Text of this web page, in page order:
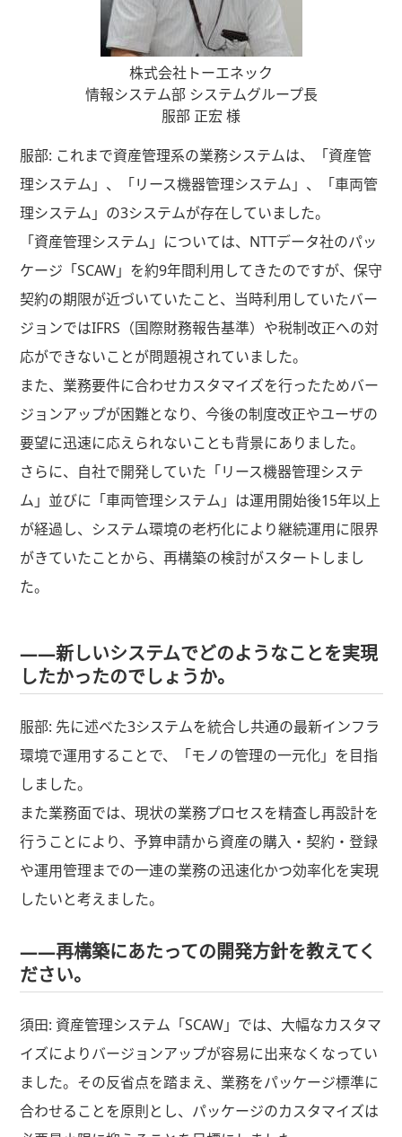
株式会社トーエネック
情報システム部 システムグループ長
服部 正宏 様
服部: これまで資産管理系の業務システムは、「資産管
理システム」、「リース機器管理システム」、「車両管
理システム」の3システムが存在していました。
「資産管理システム」については、NTTデータ社のパッ
ケージ「SCAW」を約9年間利用してきたのですが、保守
契約の期限が近づいていたこと、当時利用していたバー
ジョンではIFRS（国際財務報告基準）や税制改正への対
応ができないことが問題視されていました。
また、業務要件に合わせカスタマイズを行ったためバー
ジョンアップが困難となり、今後の制度改正やユーザの
要望に迅速に応えられないことも背景にありました。
さらに、自社で開発していた「リース機器管理システ
ム」並びに「車両管理システム」は運用開始後15年以上
が経過し、システム環境の老朽化により継続運用に限界
がきていたことから、再構築の検討がスタートしまし
た。
――新しいシステムでどのようなことを実現
したかったのでしょうか。
服部: 先に述べた3システムを統合し共通の最新インフラ
環境で運用することで、「モノの管理の一元化」を目指
しました。
また業務面では、現状の業務プロセスを精査し再設計を
行うことにより、予算申請から資産の購入・契約・登録
や運用管理までの一連の業務の迅速化かつ効率化を実現
したいと考えました。
――再構築にあたっての開発方針を教えてく
ださい。
須田: 資産管理システム「SCAW」では、大幅なカスタマ
イズによりバージョンアップが容易に出来なくなってい
ました。その反省点を踏まえ、業務をパッケージ標準に
合わせることを原則とし、パッケージのカスタマイズは